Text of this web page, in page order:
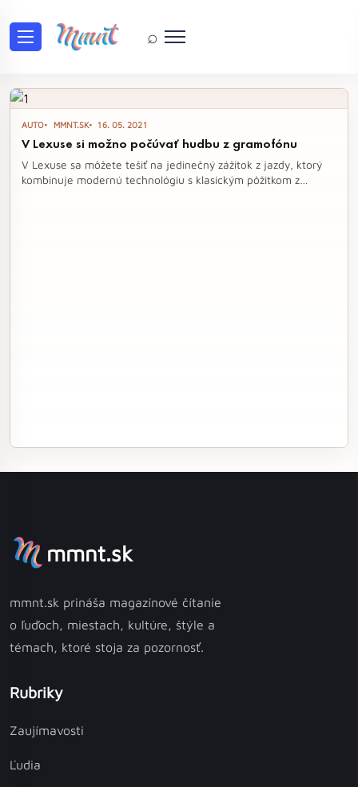
⌕
Tag: vinyl
AUTO MMNT.SK 16. 05. 2021
V Lexuse si možno počúvať hudbu z gramofónu
V Lexuse sa môžete tešiť na jedinečný zážitok z jazdy, ktorý
kombinuje modernú technológiu s klasickým pôžitkom z
mmnt.sk
mmnt.sk prináša magazínové čítanie
o ľuďoch, miestach, kultúre, štýle a
témach, ktoré stoja za pozornosť.
Rubriky
Zaujímavosti
Ľudia